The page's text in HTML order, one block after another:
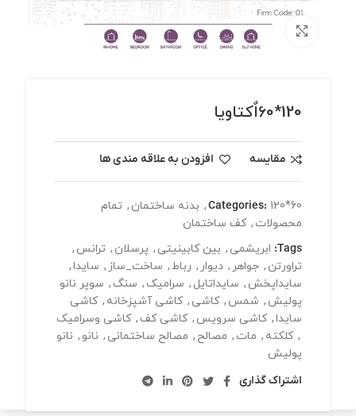
برای بزرگنمایی کلیک کنید
120*60اٌکتاویا
مقایسه افزودن به علاقه مندی ها
Categories: 120*60
, بدنه ساختمان , تمام
محصولات , کف ساختمان
Tags: ابریشمی , بین کابینیتی , پرسلان , ترانس ,
تراورتن , جواهر , دیوار , رباط, ساخت_ساز , سایدا,
سایداپخش , سایداتایل , سرامیک , سنگ , سوپر نانو
پولیش , شمس , کاشی , کاشی آشپزخانه , کاشی
سایدا, کاشی سرویس , کاشی کف , کاشی وسرامیک
, کلکته , مات , مصالح , مصالح ساختمانی , نانو , نانو
پولیش
اشتراک گذاری